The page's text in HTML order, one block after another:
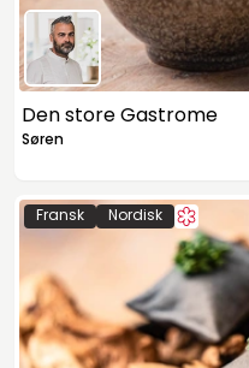
Den store Gastrome
Søren
Fransk Nordisk